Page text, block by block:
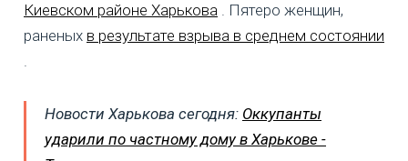
Киевском районе Харькова . Пятеро женщин,
раненых в результате взрыва в среднем состоянии
.
Новости Харькова сегодня: Оккупанты
ударили по частному дому в Харькове -